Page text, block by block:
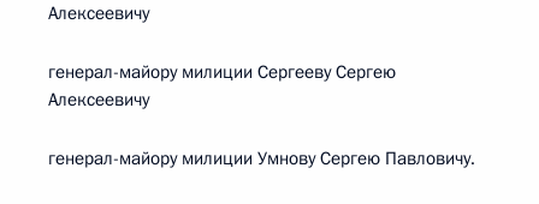
Алексеевичу
генерал-майору милиции Сергееву Сергею
Алексеевичу
генерал-майору милиции Умнову Сергею Павловичу.